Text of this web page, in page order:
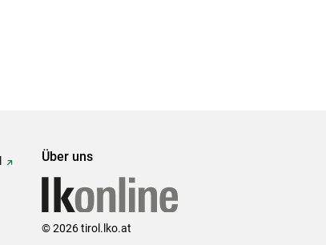
Über uns
© 2026 tirol.lko.at